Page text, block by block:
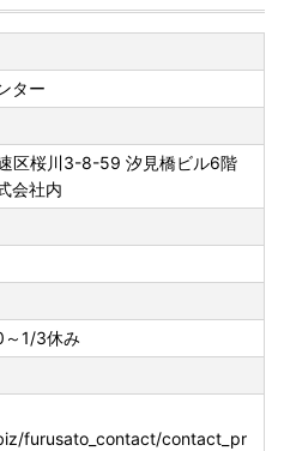
ター
区桜川3-8-59 汐見橋ビル6階
会社内
1/3休み
furusato_contact/contact_pr